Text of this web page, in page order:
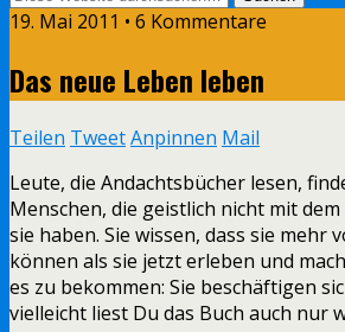
19. Mai 2011 • 6 Kommentare
Das neue Leben leben
Teilen TweetAnpinnen Mail
Leute, die Andachtsbücher lesen,
Menschen, die geistlich nicht mit
sie haben. Sie wissen, dass sie mehr
können als sie jetzt erleben und
es zu bekommen: Sie beschäftigen
vielleicht liest Du das Buch auch nur